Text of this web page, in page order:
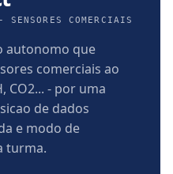
COMERCIAIS
autonomo que
comerciais ao
CO2... - por uma
de dados
e modo de
turma.